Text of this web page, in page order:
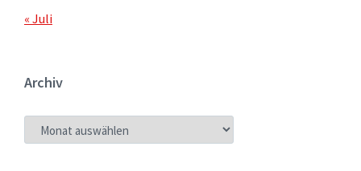
« Juli
Archiv
ARCHIV